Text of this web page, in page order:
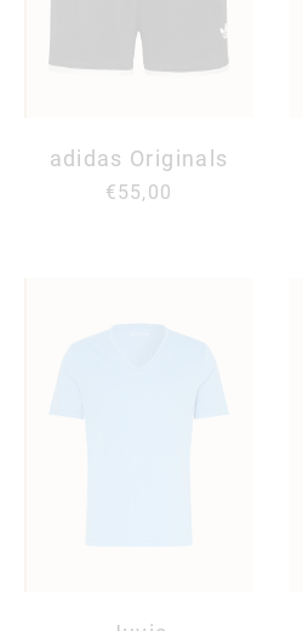
adidas Originals
€55,00